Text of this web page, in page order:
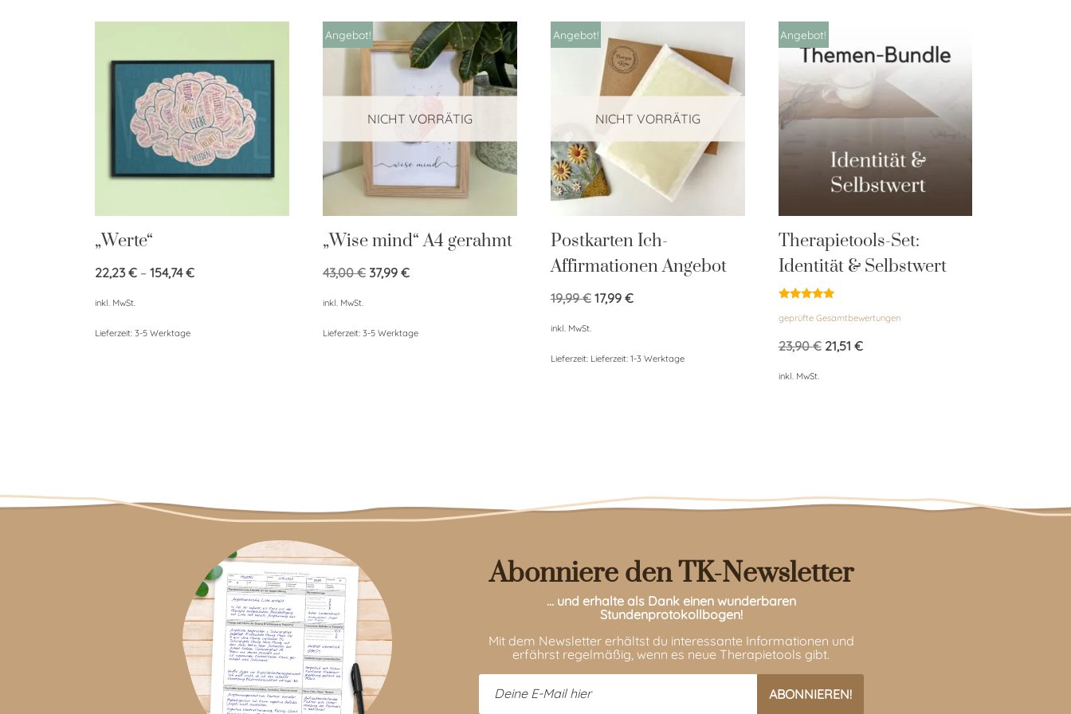
„Werte“
22,23 € – 154,74€
inkl. MwSt.
Lieferzeit: 3-5 Werktage
NICHT VORRÄTIG
Angebot!
„Wise mind“ A4 gerahmt
43,00€ 37,99 €
inkl. MwSt.
Lieferzeit: 3-5 Werktage
NICHT VORRÄTIG
Angebot!
Postkarten Ich-
Affirmationen Angebot
19,99€ 17,99 €
inkl. MwSt.
Lieferzeit: Lieferzeit: 1-3 Werktage
Angebot!
Therapietools-Set:
Identität & Selbstwert
mit
von 5
geprüfte Gesamtbewertungen
23,90€ 21,51 €
inkl. MwSt.
Abonniere den TK-Newsletter
… und erhalte als Dank einen wunderbaren
Stundenprotokollbogen!
Mit dem Newsletter erhältst du interessante Informationen und
erfährst regelmäßig, wenn es neue Therapietools gibt.